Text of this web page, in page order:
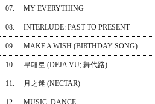
07. MY EVERYTHING
08. INTERLUDE: PAST TO PRESENT
09. MAKE A WISH (BIRTHDAY SONG)
10. 무대로 (DEJA VU; 舞代路)
11. 月之迷 (NECTAR)